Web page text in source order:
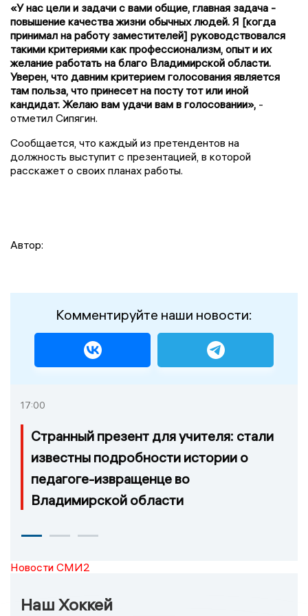
«У нас цели и задачи с вами общие, главная задача -
повышение качества жизни обычных людей. Я [когда
принимал на работу заместителей] руководствовался
такими критериями как профессионализм, опыт и их
желание работать на благо Владимирской области.
Уверен, что давним критерием голосования является
там польза, что принесет на посту тот или иной
кандидат. Желаю вам удачи вам в голосовании», -
отметил Сипягин.
Сообщается, что каждый из претендентов на
должность выступит с презентацией, в которой
расскажет о своих планах работы.
Автор:
Комментируйте наши новости:
17:00
Странный презент для учителя: стали
известны подробности истории о
педагоге-извращенце во
Владимирской области
Новости СМИ2
Наш Хоккей